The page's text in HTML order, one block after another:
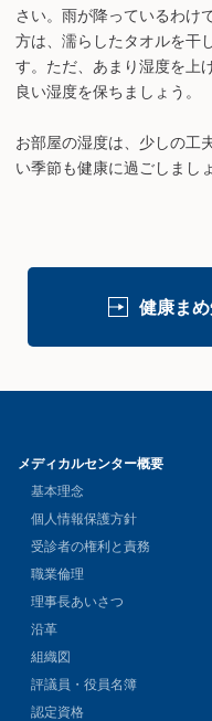
さい。雨が降っているわけ
方は、濡らしたタオルを干
す。ただ、あまり湿度を上
良い湿度を保ちましょう。
お部屋の湿度は、少しの工
い季節も健康に過ごしまし
健康ま
メディカルセンター概要
基本理念
個人情報保護方針
受診者の権利と責務
職業倫理
理事長あいさつ
沿革
組織図
評議員・役員名簿
認定資格